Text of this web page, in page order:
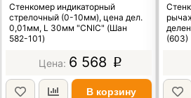
Стенкомер индикаторный
стрелочный (0-10мм), цена дел.
0,01мм, L 30мм "CNIC" (Шан
582-101)
6 568 p
В корзину
(603)